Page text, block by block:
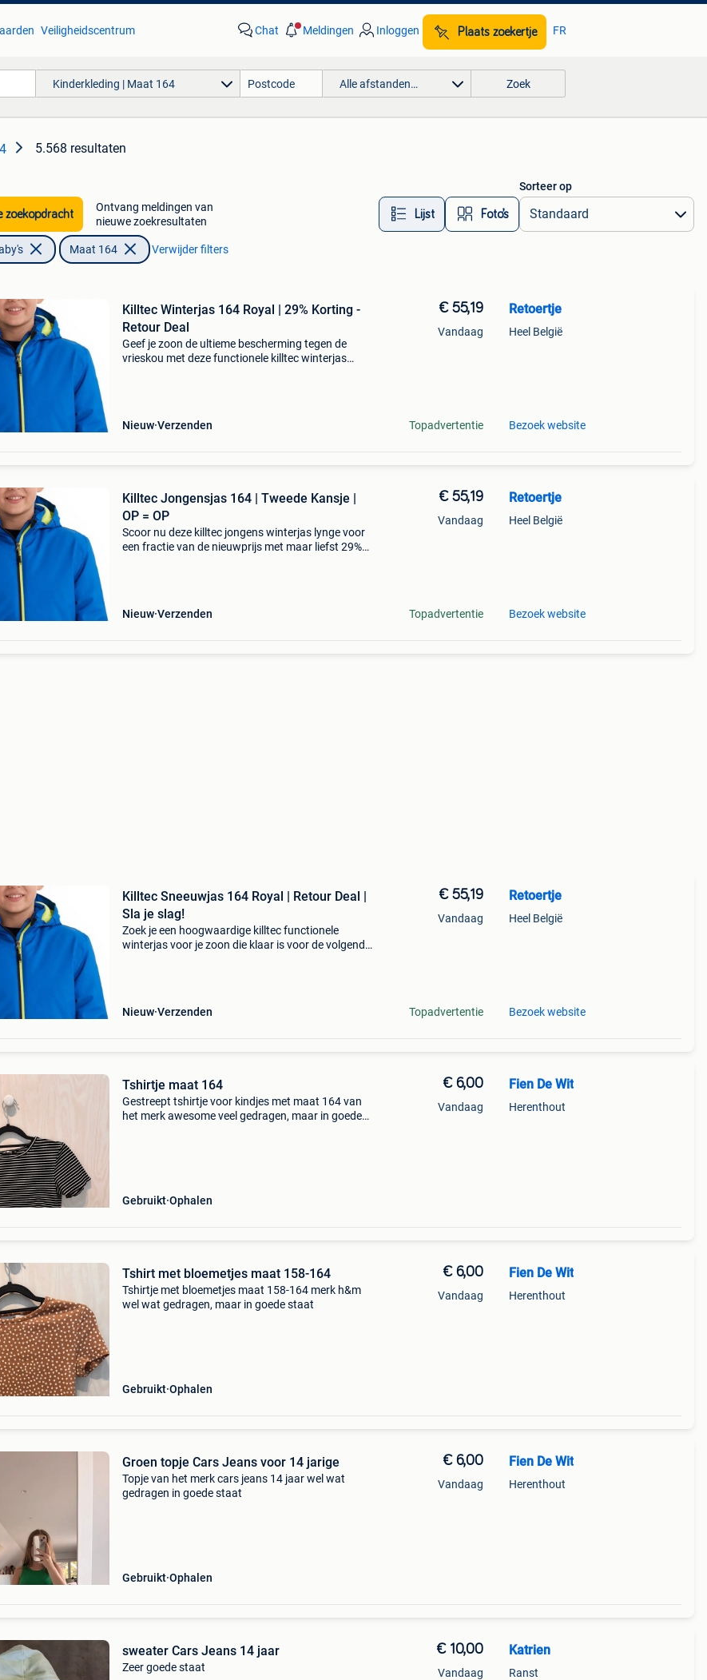
Veiligheidscentrum Chat Meldingen Inloggen Plaats zoekertje FR
Kinderkleding | Maat 164 Alle afstanden… Zoek
5.568 resultaten
zoekopdracht
Ontvang meldingen van
nieuwe zoekresultaten
Lijst Foto’s
Sorteer op
Maat 164 Verwijder filters
Killtec Winterjas 164 Royal | 29% Korting -
Retour Deal
Geef je zoon de ultieme bescherming tegen de
vrieskou met deze functionele killtec winterjas
Nieuw Verzenden
€ 55,19
Vandaag
Topadvertentie
Retoertje
Heel België
Bezoek website
Killtec Jongensjas 164 | Tweede Kansje |
OP = OP
Scoor nu deze killtec jongens winterjas lynge voor
een fractie van de nieuwprijs met maar liefst 29%
Nieuw Verzenden
€ 55,19
Vandaag
Topadvertentie
Retoertje
Heel België
Bezoek website
Killtec Sneeuwjas 164 Royal | Retour Deal |
Sla je slag!
Zoek je een hoogwaardige killtec functionele
winterjas voor je zoon die klaar is voor de volgende
Nieuw Verzenden
€ 55,19
Vandaag
Topadvertentie
Retoertje
Heel België
Bezoek website
Tshirtje maat 164
Gestreept tshirtje voor kindjes met maat 164 van
het merk awesome veel gedragen, maar in goede
Gebruikt Ophalen
€ 6,00
Vandaag
Fien De Wit
Herenthout
Tshirt met bloemetjes maat 158-164
Tshirtje met bloemetjes maat 158-164 merk h&m
wel wat gedragen, maar in goede staat
Gebruikt Ophalen
€ 6,00
Vandaag
Fien De Wit
Herenthout
Groen topje Cars Jeans voor 14 jarige
Topje van het merk cars jeans 14 jaar wel wat
gedragen in goede staat
Gebruikt Ophalen
€ 6,00
Vandaag
Fien De Wit
Herenthout
sweater Cars Jeans 14 jaar
Zeer goede staat
€ 10,00
Vandaag
Katrien
Ranst